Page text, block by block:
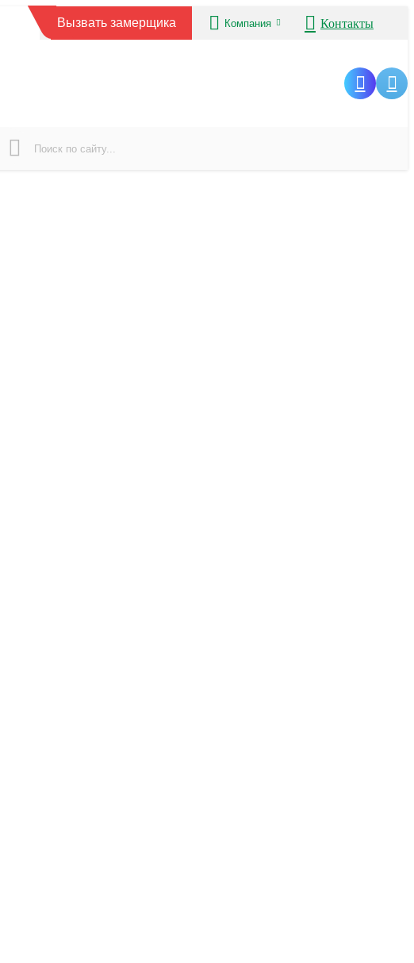
Вызвать замерщика Компания Контакты